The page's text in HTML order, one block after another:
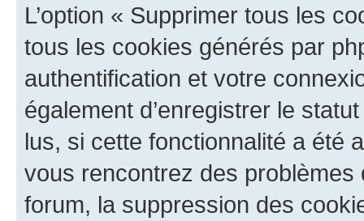
L’option « Supprimer tous les
tous les cookies générés par
authentification et votre
également d’enregistrer le
lus, si cette fonctionnalité a été
vous rencontrez des
forum, la suppression des